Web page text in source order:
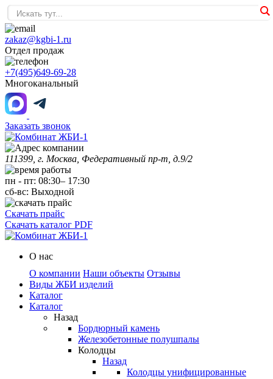
zakaz@kgbi-1.ru
Отдел продаж
+7(495)649-69-28
Многоканальный
Заказать звонок
111399, г. Москва, Федеративный пр-т, д.9/2
пн - пт: 08:30– 17:30
сб-вс: Выходной
Скачать прайс
Скачать каталог PDF
О нас
О компании Наши объекты Отзывы
Виды ЖБИ изделий
Каталог
Каталог
Назад
Бордюрный камень
Железобетонные полушпалы
Колодцы
Назад
Колодцы унифицированные